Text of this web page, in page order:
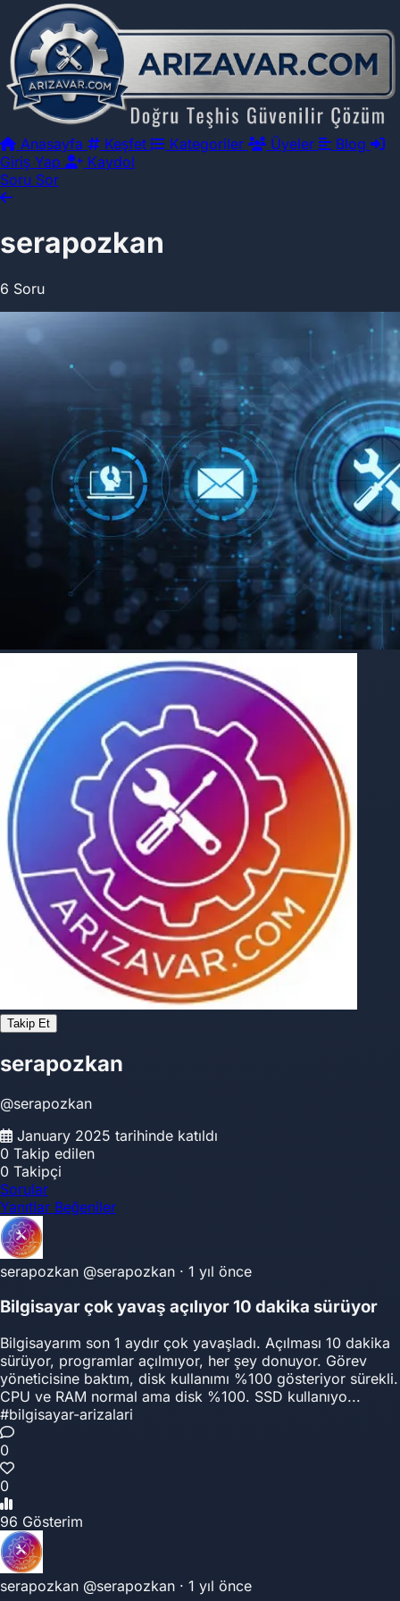
Anasayfa Keşfet Kategoriler Üyeler
Blog
Giriş Yap
Kaydol
Soru Sor
serapozkan
6 Soru
Takip Et
serapozkan
@serapozkan
January 2025 tarihinde katıldı
0 Takip edilen
0 Takipçi
Sorular
Yanıtlar Beğeniler
serapozkan @serapozkan · 1 yıl önce
Bilgisayar çok yavaş açılıyor 10 dakika sürüyor
Bilgisayarım son 1 aydır çok yavaşladı. Açılması 10 dakika
sürüyor, programlar açılmıyor, her şey donuyor. Görev
yöneticisine baktım, disk kullanımı %100 gösteriyor sürekli.
CPU ve RAM normal ama disk %100. SSD kullanıyo...
#bilgisayar-arizalari
0
0
96 Gösterim
serapozkan @serapozkan · 1 yıl önce